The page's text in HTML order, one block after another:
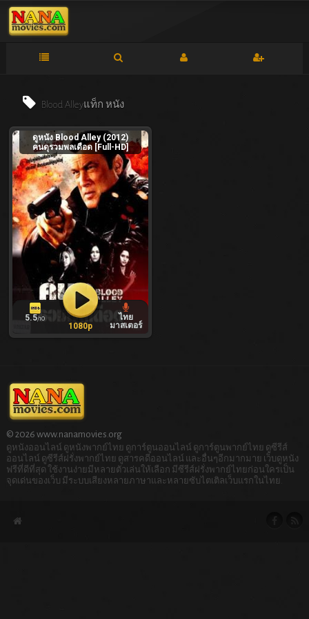
Blood Alleyแท็ก หนัง
ดูหนัง Blood Alley (2012)
คนดุรวมพลเดือด [Full-HD]
5.5/10
ไทย
มาสเตอร์
1080p
© 2026 www.nanamovies.org
ดูหนังออนไลน์ ดูหนังพากย์ไทย ดูการ์ตูนออนไลน์ ดูการ์ตูนพากย์ไทย ดูซีรีส์
ออนไลน์ ดูซีรีส์ฝรั่งพากย์ไทย ดูสารคดีออนไลน์ และอื่นๆอีกมากมาย เว็บดูหนัง
ฟรีที่ดีที่สุด ใช้งานง่ายมีหลายตัวเล่นให้เลือก มีซีรีส์ฝรั่งพากย์ไทยก่อนใครเป็น
จุดเด่นของเว็บ มีระบบเสียงหลายภาษาและหลายซับไตเติลเว็บแรกในไทย.